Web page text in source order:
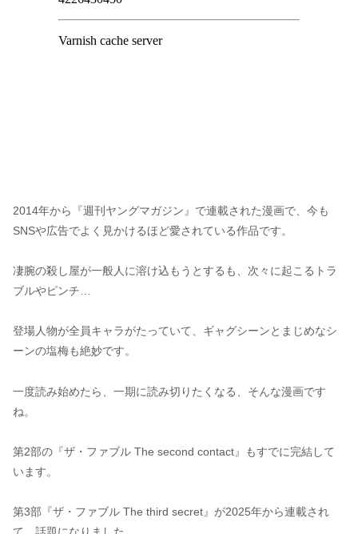
2014年から『週刊ヤングマガジン』で連載された漫画で、今も
SNSや広告でよく見かけるほど愛されている作品です。
凄腕の殺し屋が一般人に溶け込もうとするも、次々に起こるトラ
ブルやピンチ…
登場人物が全員キャラがたっていて、ギャグシーンとまじめなシ
ーンの塩梅も絶妙です。
一度読み始めたら、一期に読み切りたくなる、そんな漫画です
ね。
第2部の『ザ・ファブル The second contact』もすでに完結して
います。
第3部『ザ・ファブル The third secret』が2025年から連載され